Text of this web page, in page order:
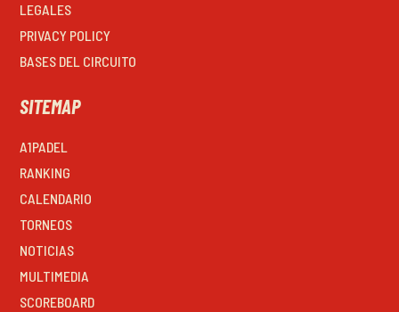
LEGALES
PRIVACY POLICY
BASES DEL CIRCUITO
SITEMAP
A1PADEL
RANKING
CALENDARIO
TORNEOS
NOTICIAS
MULTIMEDIA
SCOREBOARD